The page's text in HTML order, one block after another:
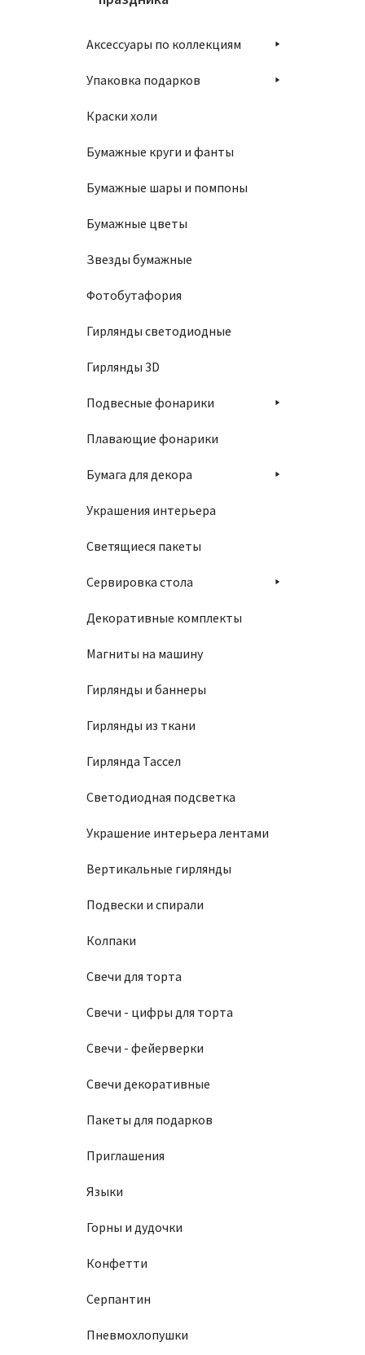
Аксессуары по коллекциям
Упаковка подарков
Краски холи
Бумажные круги и фанты
Бумажные шары и помпоны
Бумажные цветы
Звезды бумажные
Фотобутафория
Гирлянды светодиодные
Гирлянды 3D
Подвесные фонарики
Плавающие фонарики
Бумага для декора
Украшения интерьера
Светящиеся пакеты
Сервировка стола
Декоративные комплекты
Магниты на машину
Гирлянды и баннеры
Гирлянды из ткани
Гирлянда Тассел
Светодиодная подсветка
Украшение интерьера лентами
Вертикальные гирлянды
Подвески и спирали
Колпаки
Свечи для торта
Свечи - цифры для торта
Свечи - фейерверки
Свечи декоративные
Пакеты для подарков
Приглашения
Языки
Горны и дудочки
Конфетти
Серпантин
Пневмохлопушки